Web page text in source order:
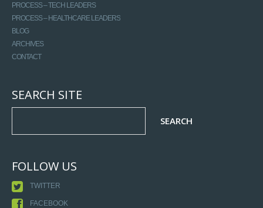
PROCESS – TECH LEADERS
PROCESS – HEALTHCARE LEADERS
BLOG
ARCHIVES
CONTACT
SEARCH SITE
FOLLOW US
TWITTER
FACEBOOK